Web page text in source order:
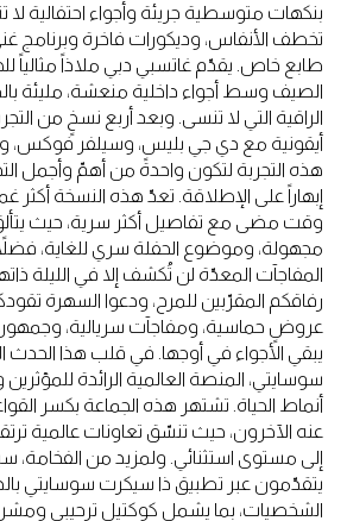
بنكهات متوسطية جريئة وأجواء احتفالية
تخطف الأنفاس، وديكورات فاخرة وبرنامج
طابع خاص. يقدّم غاتسبي دبي ملاذاً مثالياً
الصيف وسط أجواء داخلية منعشة، مليئة
الراقية التي لا تنسى. وبعد أربع نسخٍ من
أيقونية مع دي جي بليس، وسيلفر فوكس،
هذه التجربة لتكون واحدةً من أهمّ وأجمل
إبهاراً على الإطلاقة. تعدّ هذه النسخة أكثر
وقت مضى مع تفاصيل أكثر سرية، حيث
مجهولة، وموضوع الحفلة سري للغاية،
المفاجآت المعدّة لن تُكشف إلا في الليلة
رفاقكم المقرّبين للمرح، ودعوا السهرة
عروضٍ حماسية، ومفاجآت سريالية،
يبقي الأجواء في أوجها. في قلب هذا
سوسايتي، المنصة العالمية الرائدة للمؤثرين
أنماط الحياة. تشتهر هذه الجماعة بكسر
عنه الآخرون، حيث تنسّق تعاونات عالمية ترتقي
إلى مستوى استثنائي. ولمزيد من الفخامة،
يتقدّمون عبر تطبيق ذا سيكرت سوسايتي
الشخصيات، بما يشمل كوكتيل ترحيبي